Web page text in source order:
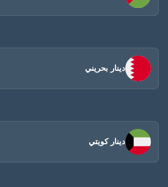
دينار بحريني
دينار كويتي